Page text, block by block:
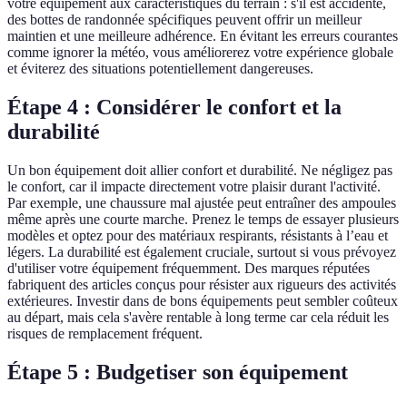
votre équipement aux caractéristiques du terrain : s'il est accidenté,
des bottes de randonnée spécifiques peuvent offrir un meilleur
maintien et une meilleure adhérence. En évitant les erreurs courantes
comme ignorer la météo, vous améliorerez votre expérience globale
et éviterez des situations potentiellement dangereuses.
Étape 4 : Considérer le confort et la
durabilité
Un bon équipement doit allier confort et durabilité. Ne négligez pas
le confort, car il impacte directement votre plaisir durant l'activité.
Par exemple, une chaussure mal ajustée peut entraîner des ampoules
même après une courte marche. Prenez le temps de essayer plusieurs
modèles et optez pour des matériaux respirants, résistants à l’eau et
légers. La durabilité est également cruciale, surtout si vous prévoyez
d'utiliser votre équipement fréquemment. Des marques réputées
fabriquent des articles conçus pour résister aux rigueurs des activités
extérieures. Investir dans de bons équipements peut sembler coûteux
au départ, mais cela s'avère rentable à long terme car cela réduit les
risques de remplacement fréquent.
Étape 5 : Budgetiser son équipement